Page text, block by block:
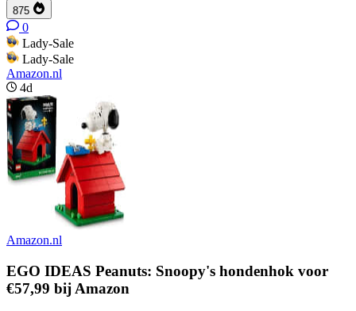
875
0
Lady-Sale
Lady-Sale
Amazon.nl
4d
Amazon.nl
EGO IDEAS Peanuts: Snoopy's hondenhok voor
€57,99 bij Amazon